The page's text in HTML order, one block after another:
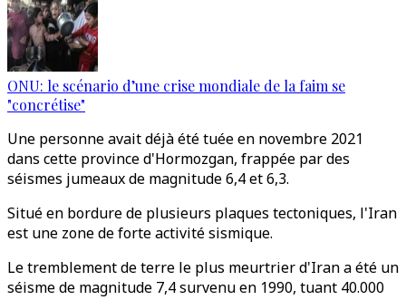
ONU: le scénario d’une crise mondiale de la faim se
"concrétise"
Une personne avait déjà été tuée en novembre 2021
dans cette province d'Hormozgan, frappée par des
séismes jumeaux de magnitude 6,4 et 6,3.
Situé en bordure de plusieurs plaques tectoniques, l'Iran
est une zone de forte activité sismique.
Le tremblement de terre le plus meurtrier d'Iran a été un
séisme de magnitude 7,4 survenu en 1990, tuant 40.000